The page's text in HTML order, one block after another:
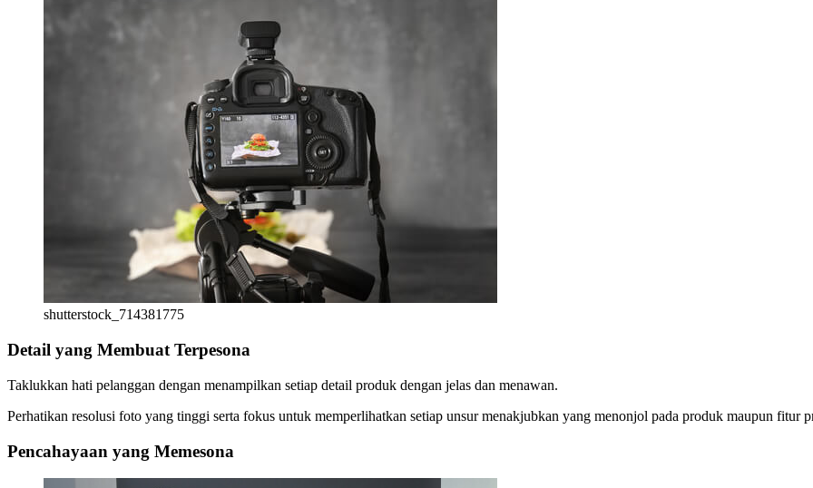
shutterstock_714381775
Detail yang Membuat Terpesona
Taklukkan hati pelanggan dengan menampilkan setiap detail produk dengan jelas dan menawan.
Perhatikan resolusi foto yang tinggi serta fokus untuk memperlihatkan setiap unsur menakjubkan yang menonjol pada produk maupun fitur
Pencahayaan yang Memesona